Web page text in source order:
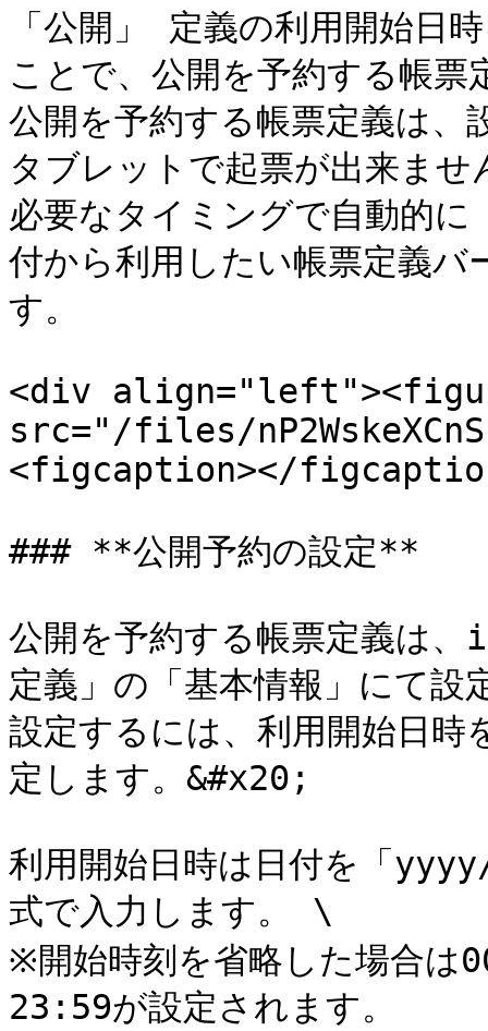
「公開」 定義の利用開始日
ことで、公開を予約する帳
公開を予約する帳票定義は、
タブレットで起票が出来ま
必要なタイミングで自動的
付から利用したい帳票定義
す。
<div
src="/files/
<figcaption></
### **公開予約の設定**
公開を予約する帳票定義は
定義」の「基本情報」にて設
設定するには、利用開始日時
定します。&#x20;
利用開始日時は日付を「
式で入力します。 \
※開始時刻を省略した場合は
23:59が設定されます。